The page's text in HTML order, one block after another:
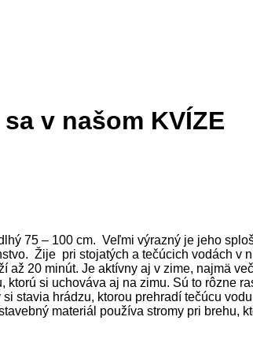
v našom KVÍZE
75 – 100 cm. Veľmi výrazný je jeho
Žije pri stojatých a tečúcich vodách v
20 minút. Je aktívny aj v zime, najmä
si uchováva aj na zimu. Sú to rôzne
stavia hrádzu, ktorou prehradí tečúcu
materiál používa stromy pri brehu,